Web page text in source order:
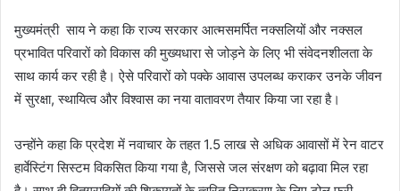
मुख्यमंत्री साय ने कहा कि राज्य सरकार आत्मसमर्पित नक्सलियों और नक्सल
प्रभावित परिवारों को विकास की मुख्यधारा से जोड़ने के लिए भी संवेदनशीलता के
साथ कार्य कर रही है। ऐसे परिवारों को पक्के आवास उपलब्ध कराकर उनके जीवन
में सुरक्षा, स्थायित्व और विश्वास का नया वातावरण तैयार किया जा रहा है।
उन्होंने कहा कि प्रदेश में नवाचार के तहत 1.5 लाख से अधिक आवासों में रेन वाटर
हार्वेस्टिंग सिस्टम विकसित किया गया है, जिससे जल संरक्षण को बढ़ावा मिल रहा